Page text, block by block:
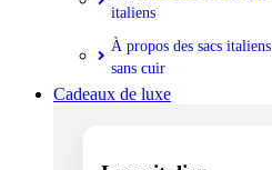
italiens
À propos des sacs italiens
sans cuir
Cadeaux de luxe